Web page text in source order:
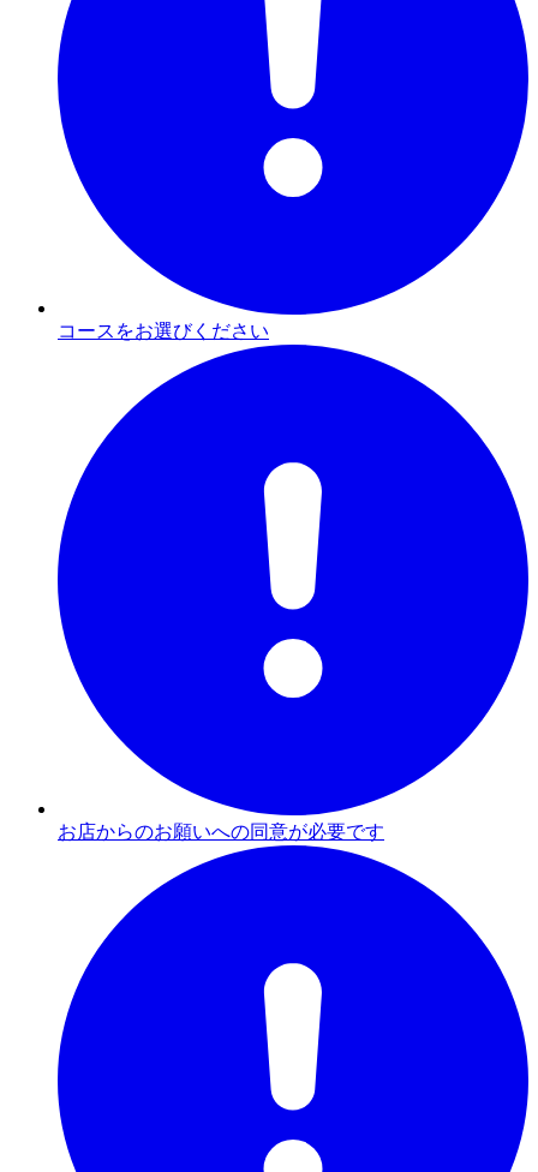
コースをお選びください
お店からのお願いへの同意が必要です